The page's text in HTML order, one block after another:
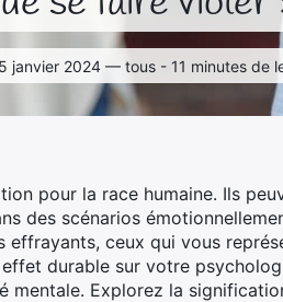
janvier 2024 — tous - 11 minutes de
pour la race humaine. Ils
des scénarios
effrayants, ceux qui vous
durable sur votre
Explorez la